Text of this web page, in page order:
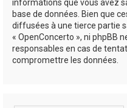
informations que vous avez
base de données. Bien que
diffusées à une tierce partie
« OpenConcerto », ni phpBB
responsables en cas de
compromettre les données.